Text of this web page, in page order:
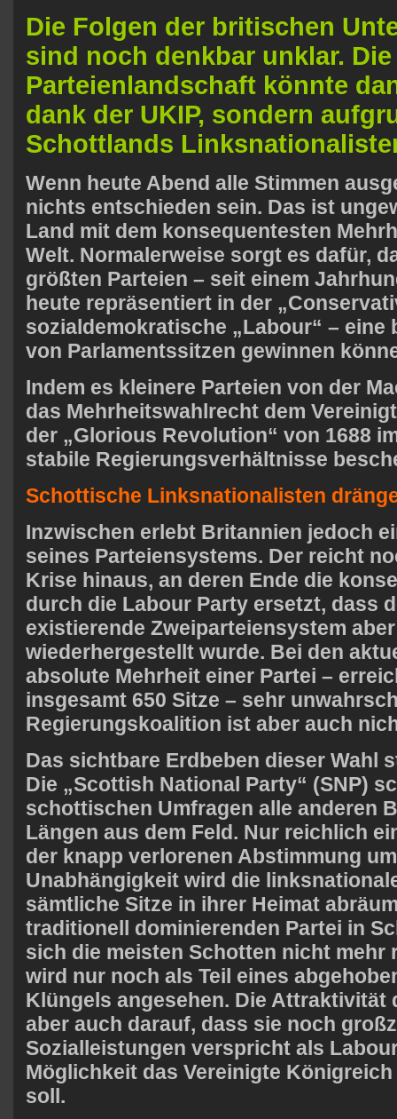
Die Folgen der britischen
sind noch denkbar unklar.
Parteienlandschaft könnte
dank der UKIP, sondern
Schottlands
Wenn heute Abend alle Stimmen
nichts entschieden sein. Das ist
Land mit dem konsequentesten
Welt. Normalerweise sorgt es dafür,
größten Parteien – seit einem
heute repräsentiert in der
sozialdemokratische „Labour“ – eine
von Parlamentssitzen gewinnen
Indem es kleinere Parteien von der
das Mehrheitswahlrecht dem
der „Glorious Revolution“ von 1688
stabile Regierungsverhältnisse
Schottische Linksnationalisten
Inzwischen erlebt Britannien jedoch
seines Parteiensystems. Der reicht
Krise hinaus, an deren Ende die
durch die Labour Party ersetzt, dass
existierende Zweiparteiensystem
wiederhergestellt wurde. Bei den
absolute Mehrheit einer Partei –
insgesamt 650 Sitze – sehr
Regierungskoalition ist aber auch
Das sichtbare Erdbeben dieser Wahl
Die „Scottish National Party“ (SNP)
schottischen Umfragen alle anderen
Längen aus dem Feld. Nur reichlich
der knapp verlorenen Abstimmung
Unabhängigkeit wird die
sämtliche Sitze in ihrer Heimat
traditionell dominierenden Partei in
sich die meisten Schotten nicht mehr
wird nur noch als Teil eines
Klüngels angesehen. Die Attraktivität
aber auch darauf, dass sie noch
Sozialleistungen verspricht als
Möglichkeit das Vereinigte
soll.